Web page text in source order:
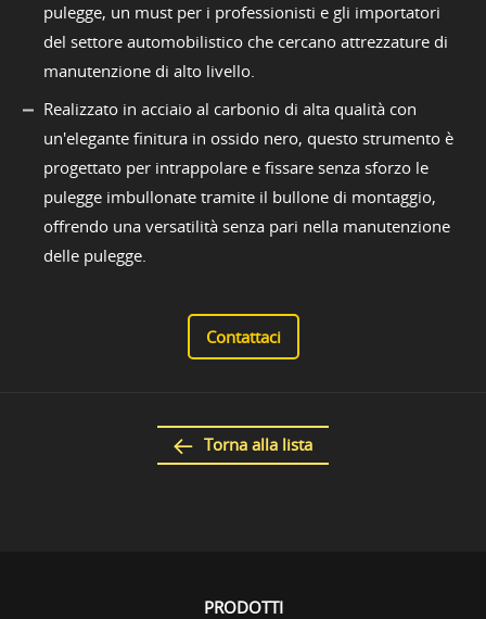
pulegge, un must per i professionisti e gli importatori
del settore automobilistico che cercano attrezzature di
manutenzione di alto livello.
Realizzato in acciaio al carbonio di alta qualità con
un'elegante finitura in ossido nero, questo strumento è
progettato per intrappolare e fissare senza sforzo le
pulegge imbullonate tramite il bullone di montaggio,
offrendo una versatilità senza pari nella manutenzione
delle pulegge.
Contattaci
Torna alla lista
PRODOTTI